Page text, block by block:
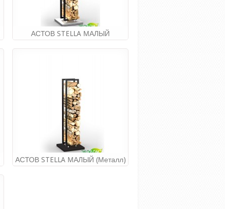
АСТОВ STELLA МАЛЫЙ
(нерж.сталь)
АСТОВ STELLA МАЛЫЙ (металл)